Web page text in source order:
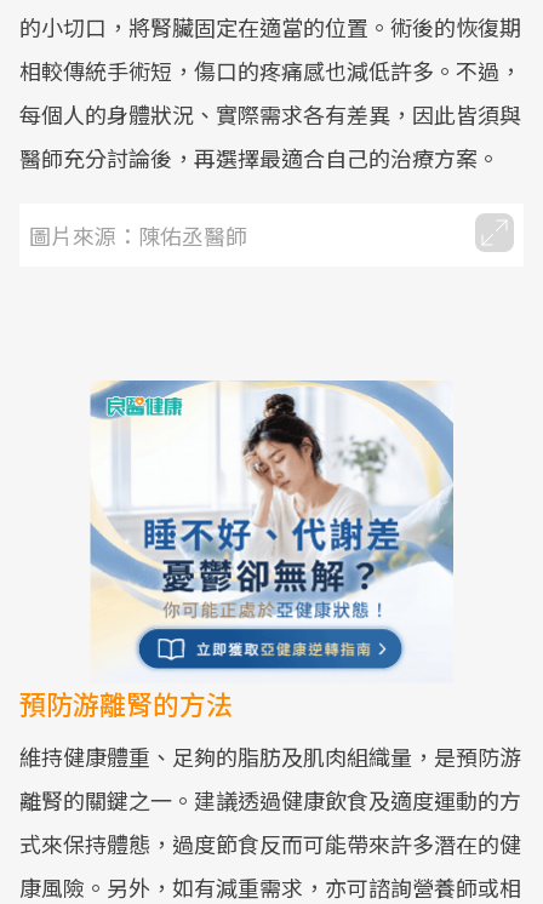
的小切口，將腎臟固定在適當的位置。術後的恢復期
相較傳統手術短，傷口的疼痛感也減低許多。不過，
每個人的身體狀況、實際需求各有差異，因此皆須與
醫師充分討論後，再選擇最適合自己的治療方案。
圖片來源：陳佑丞醫師
預防游離腎的方法
維持健康體重、足夠的脂肪及肌肉組織量，是預防游
離腎的關鍵之一。建議透過健康飲食及適度運動的方
式來保持體態，過度節食反而可能帶來許多潛在的健
康風險。另外，如有減重需求，亦可諮詢營養師或相